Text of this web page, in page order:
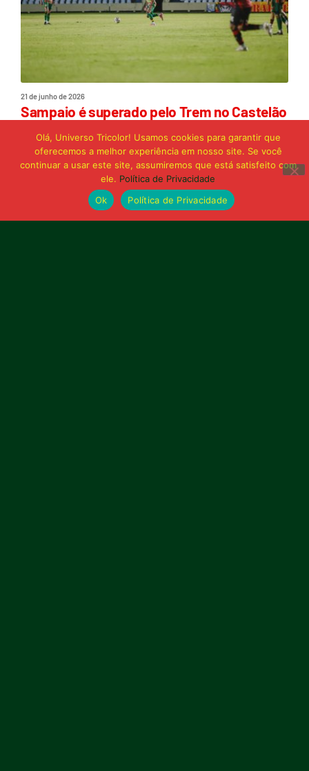
21 de junho de 2026
Sampaio é superado pelo Trem no Castelão
e buscará reação em Macapá
Publicidade
Olá, Universo Tricolor! Usamos cookies para garantir que
oferecemos a melhor experiência em nosso site. Se você
continuar a usar este site, assumiremos que está satisfeito com
ele. Política de Privacidade
Ok
Política de Privacidade